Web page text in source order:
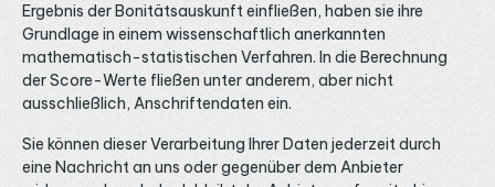
Ergebnis der Bonitätsauskunft einfließen, haben sie ihre
Grundlage in einem wissenschaftlich anerkannten
mathematisch-statistischen Verfahren. In die Berechnung
der Score-Werte fließen unter anderem, aber nicht
ausschließlich, Anschriftendaten ein.
Sie können dieser Verarbeitung Ihrer Daten jederzeit durch
eine Nachricht an uns oder gegenüber dem Anbieter